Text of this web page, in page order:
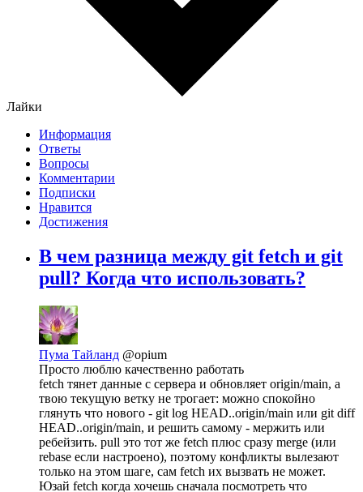
Лайки
Информация
Ответы
Вопросы
Комментарии
Подписки
Нравится
Достижения
В чем разница между git fetch и git
pull? Когда что использовать?
Пума Тайланд @opium
Просто люблю качественно работать
fetch тянет данные с сервера и обновляет origin/main, а
твою текущую ветку не трогает: можно спокойно
глянуть что нового - git log HEAD..origin/main или git diff
HEAD..origin/main, и решить самому - мержить или
ребейзить. pull это тот же fetch плюс сразу merge (или
rebase если настроено), поэтому конфликты вылезают
только на этом шаге, сам fetch их вызвать не может.
Юзай fetch когда хочешь сначала посмотреть что